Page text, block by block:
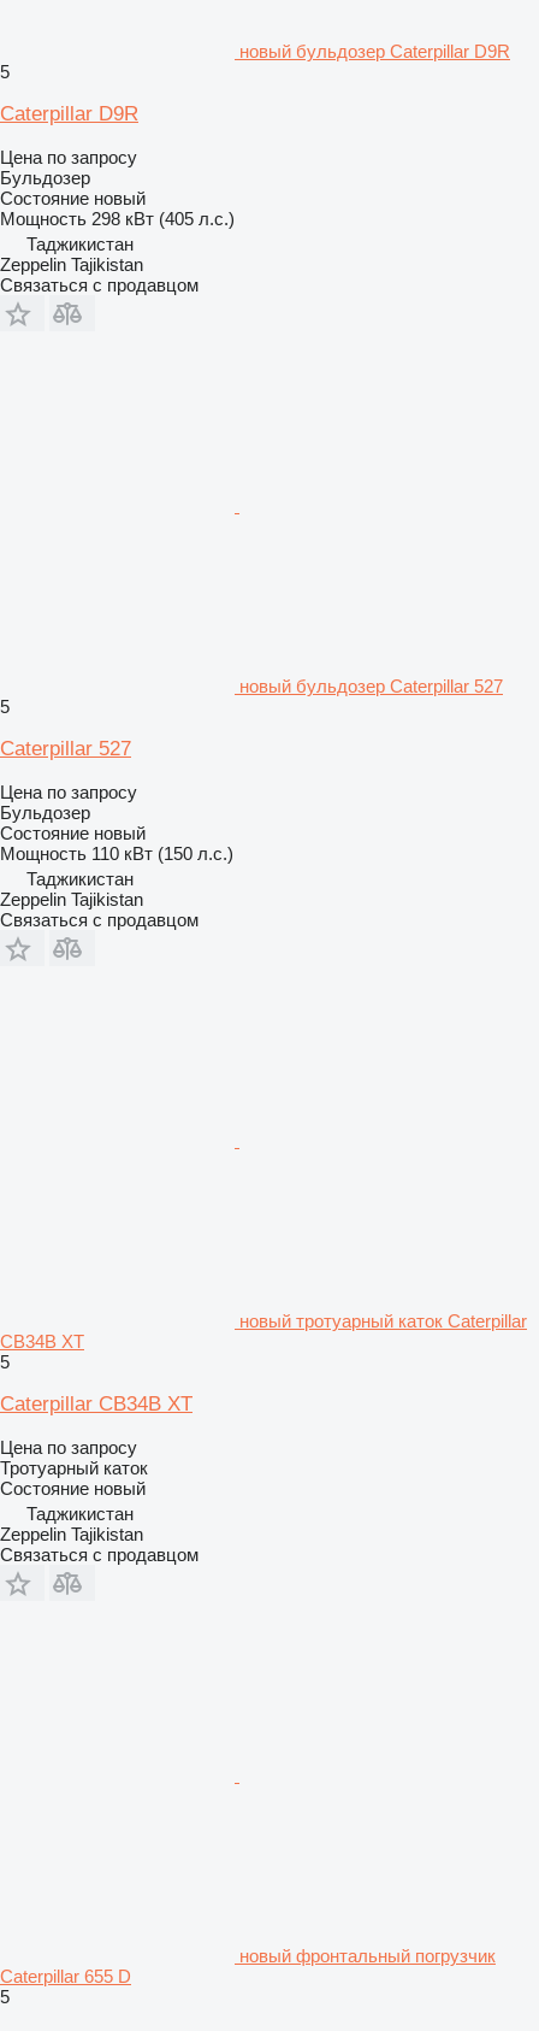
новый бульдозер Caterpillar D9R
5
Caterpillar D9R
Цена по запросу
Бульдозер
Состояние новый
Мощность 298 кВт (405 л.с.)
Таджикистан
Zeppelin Tajikistan
Связаться с продавцом
новый бульдозер Caterpillar 527
5
Caterpillar 527
Цена по запросу
Бульдозер
Состояние новый
Мощность 110 кВт (150 л.с.)
Таджикистан
Zeppelin Tajikistan
Связаться с продавцом
новый тротуарный каток Caterpillar
CB34B XT
5
Caterpillar CB34B XT
Цена по запросу
Тротуарный каток
Состояние новый
Таджикистан
Zeppelin Tajikistan
Связаться с продавцом
новый фронтальный погрузчик
Caterpillar 655 D
5